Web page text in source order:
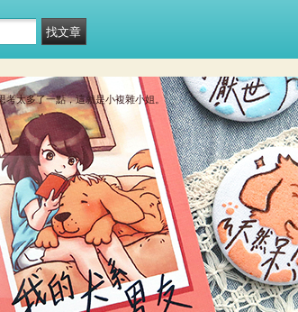
考太多了一點，這就是小複雜小姐。